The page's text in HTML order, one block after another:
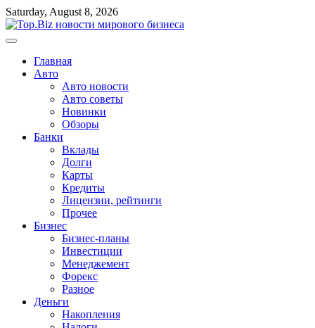
Перейти
к
содержимому
Saturday, August 8, 2026
Главная
Авто
Авто новости
Авто советы
Новинки
Обзоры
Банки
Вклады
Долги
Карты
Кредиты
Лицензии, рейтинги
Прочее
Бизнес
Бизнес-планы
Инвестиции
Менеджемент
Форекс
Разное
Деньги
Накопления